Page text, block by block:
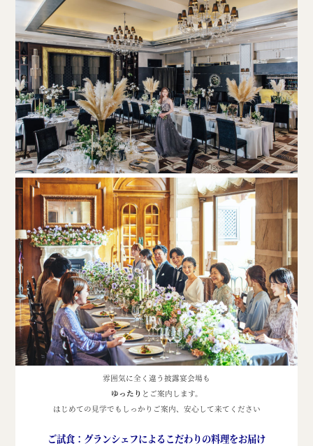
雰囲気に全く違う披露宴会場も
ゆったり とご案内します。
はじめての見学でもしっかりご案内、 安心して来てください
ご試食： グランシェフによるこだわりの料理をお届け